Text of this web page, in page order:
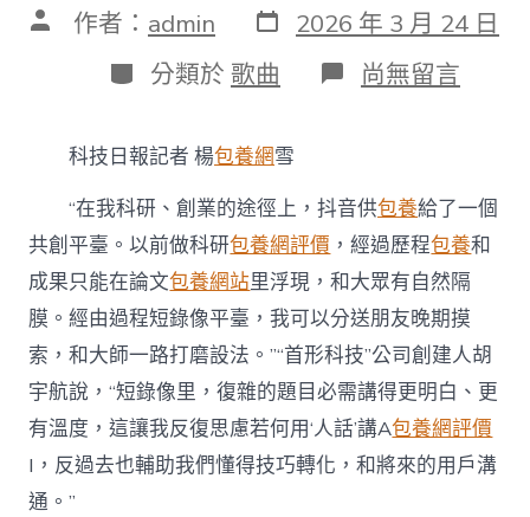
文 作者： admin 發
表
日
期
2026 年 3 月 24 日
分
類
分類於 歌曲 在
〈短
年
夜
先
生
專
包
養
經
驗
創
業
催
化
尚無留言
科技日報記者 楊包養網雪
“在我科研、創業的途徑上，抖音供包養給了一個
共創平臺。以前做科研包養網評價 ，經過歷程包養和
成果只能在論文包養網站里浮現，和大眾有自然隔
膜。經由過程短錄像平臺，我可以分送朋友晚期摸
索，和大師一路打磨設法。”“首形科技”公司創建人胡
宇航說，“短錄像里，復雜的題目必需講得更明白、更
有溫度，這讓我反復思慮若何用‘人話’講A包養網評價
I，反過去也輔助我們懂得技巧轉化，和將來的用戶溝
通。”